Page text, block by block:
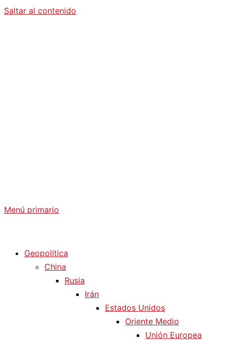
Saltar al contenido
Menú primario
Geopolítica
China
Rusia
Irán
Estados Unidos
Oriente Medio
Unión Europea